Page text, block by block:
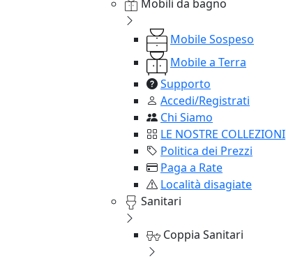
Mobili da bagno
Mobile Sospeso
Mobile a Terra
Supporto
Accedi/Registrati
Chi Siamo
LE NOSTRE COLLEZIONI
Politica dei Prezzi
Paga a Rate
Località disagiate
Sanitari
Coppia Sanitari